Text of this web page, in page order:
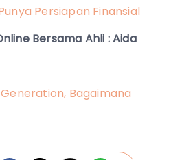
Persiapan Finansial
Bersama Ahli : Aida
Bagaimana